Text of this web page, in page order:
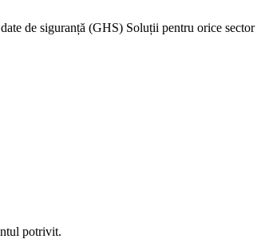
de siguranță (GHS) Soluții pentru orice sector
potrivit.